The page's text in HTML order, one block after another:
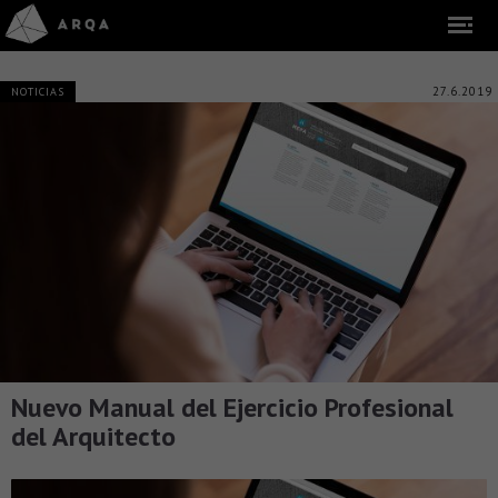
NOTICIAS 27.6.2019
Nuevo Manual del Ejercicio Profesional
del Arquitecto